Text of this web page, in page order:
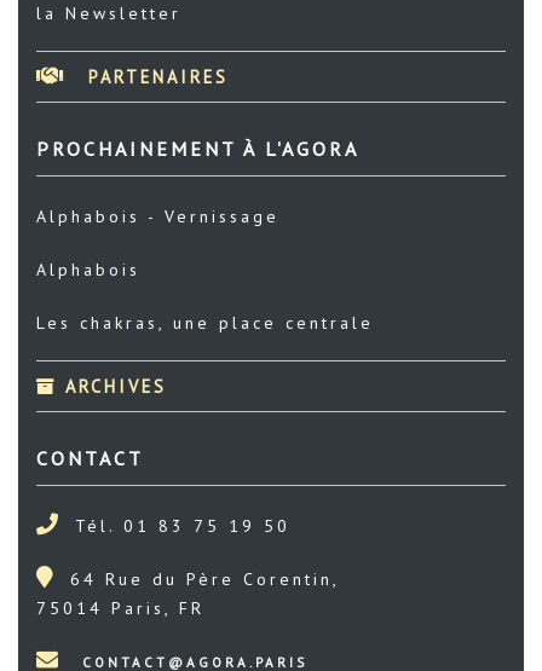
la Newsletter
PARTENAIRES
PROCHAINEMENT À L'AGORA
Alphabois - Vernissage
Alphabois
Les chakras, une place centrale
ARCHIVES
CONTACT
Tél. 01 83 75 19 50
64 Rue du Père Corentin,
75014 Paris, FR